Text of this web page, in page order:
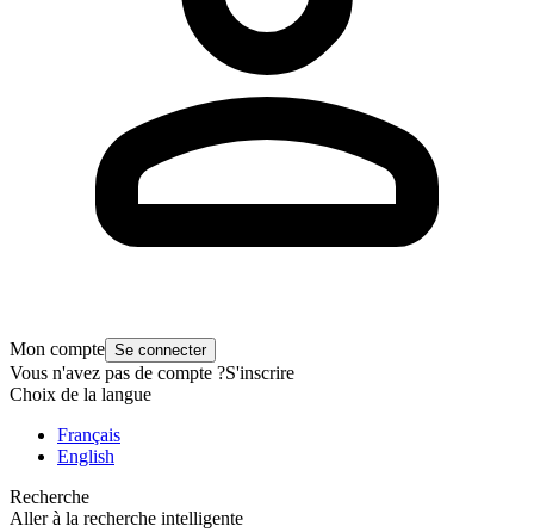
Mon compte Se connecter
Vous n'avez pas de compte ?S'inscrire
Choix de la langue
Français
English
Recherche
Aller à la recherche intelligente